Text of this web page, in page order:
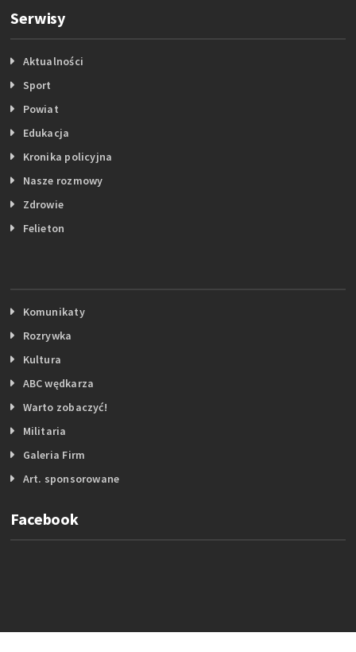
Serwisy
Aktualności
Sport
Powiat
Edukacja
Kronika policyjna
Nasze rozmowy
Zdrowie
Felieton
Komunikaty
Rozrywka
Kultura
ABC wędkarza
Warto zobaczyć!
Militaria
Galeria Firm
Art. sponsorowane
Facebook